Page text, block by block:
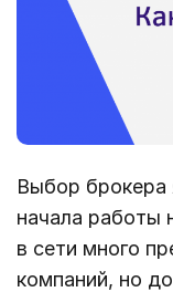
Выбор брокера
начала работы
в сети много
компаний, но